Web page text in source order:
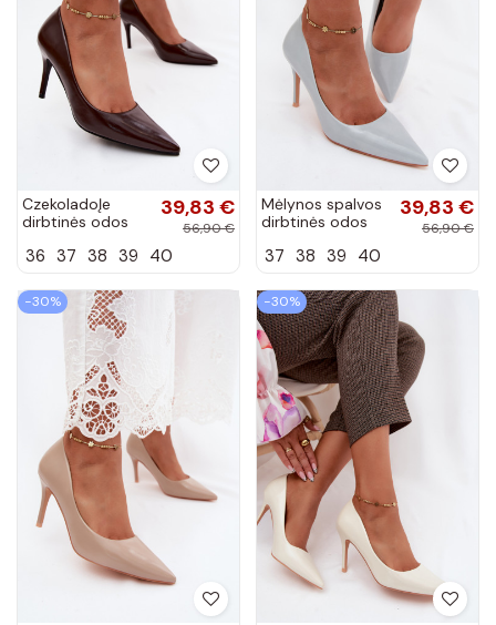
CzekoladoĮe
dirbtinės odos
bateliai su lako
39,83 €
56,90 €
36 37 38 39 40
Mėlynos spalvos
dirbtinės odos
bateliai su lako
39,83 €
56,90 €
37 38 39 40
−30% −30%